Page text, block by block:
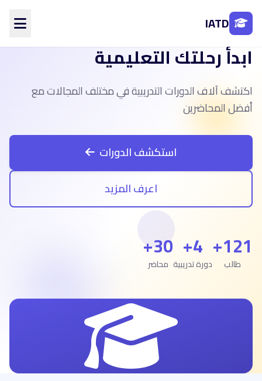
IATD
الرئيسية
الأقسام
المحاضرين
الفروع
تواصل معنا
إنشاء حساب
ابدأ رحلتك التعليمية
اكتشف آلاف الدورات التدريبية في مختلف المجالات مع
أفضل المحاضرين
استكشف الدورات
اعرف المزيد
121+
طالب
4+
دورة تدريبية
30+
محاضر